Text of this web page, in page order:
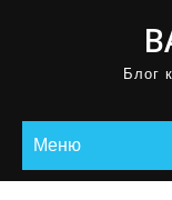
Блог
Меню